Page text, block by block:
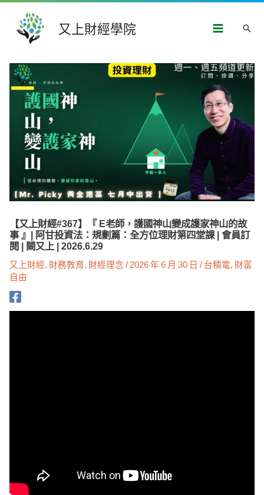
跳
又上財經學院
Menu
搜
【又上財經#367】『 E老師，護國神山變成護家神山的故
事 』| 阿甘投資法：規劃篇：全方位理財第四堂課 | 會員訂
閱 | 闕又上 | 2026.6.29
又上財經, 財務教育, 財經理念/2026 年 6 月 30 日 /台積電, 財富
自由
導
覽